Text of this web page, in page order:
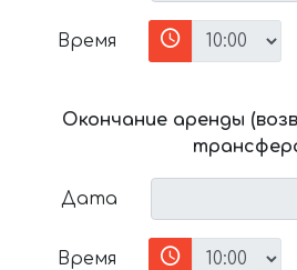
Время
Окончание аренды
Дата
Время